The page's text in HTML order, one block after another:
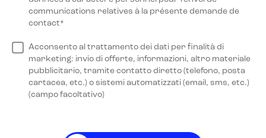
communications relatives à la présente demande de
contact*
Acconsento al trattamento dei dati per finalità di
marketing: invio di offerte, informazioni, altro materiale
pubblicitario, tramite contatto diretto (telefono, posta
cartacea, etc.) o sistemi automatizzati (email, sms, etc.)
(campo facoltativo)